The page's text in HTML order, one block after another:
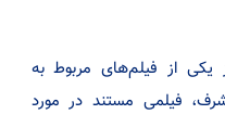
از فیلم‌های مربوط به
ایثارگران لشکر۸نجف‌اشرف، فیلمی مستند در مورد